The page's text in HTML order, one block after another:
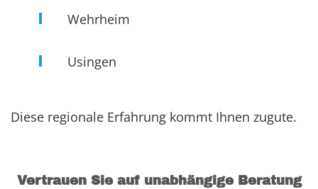
Wehrheim
Usingen
Diese regionale Erfahrung kommt Ihnen zugute.
Vertrauen Sie auf unabhängige Beratung